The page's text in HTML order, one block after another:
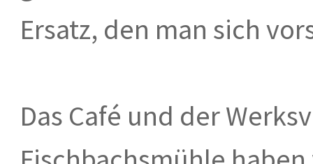
Ersatz, den man sich
Das Café und der